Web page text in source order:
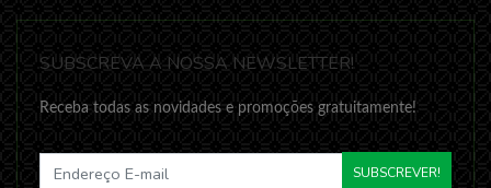
SUBSCREVA A NOSSA NEWSLETTER!
Receba todas as novidades e promoções gratuitamente!
SUBSCREVER!